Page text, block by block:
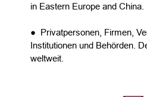
in Eastern Europe and China.
● Privatpersonen, Firmen,
Institutionen und Behörden.
weltweit.